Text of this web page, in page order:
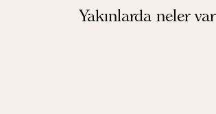
Yakınlarda neler var